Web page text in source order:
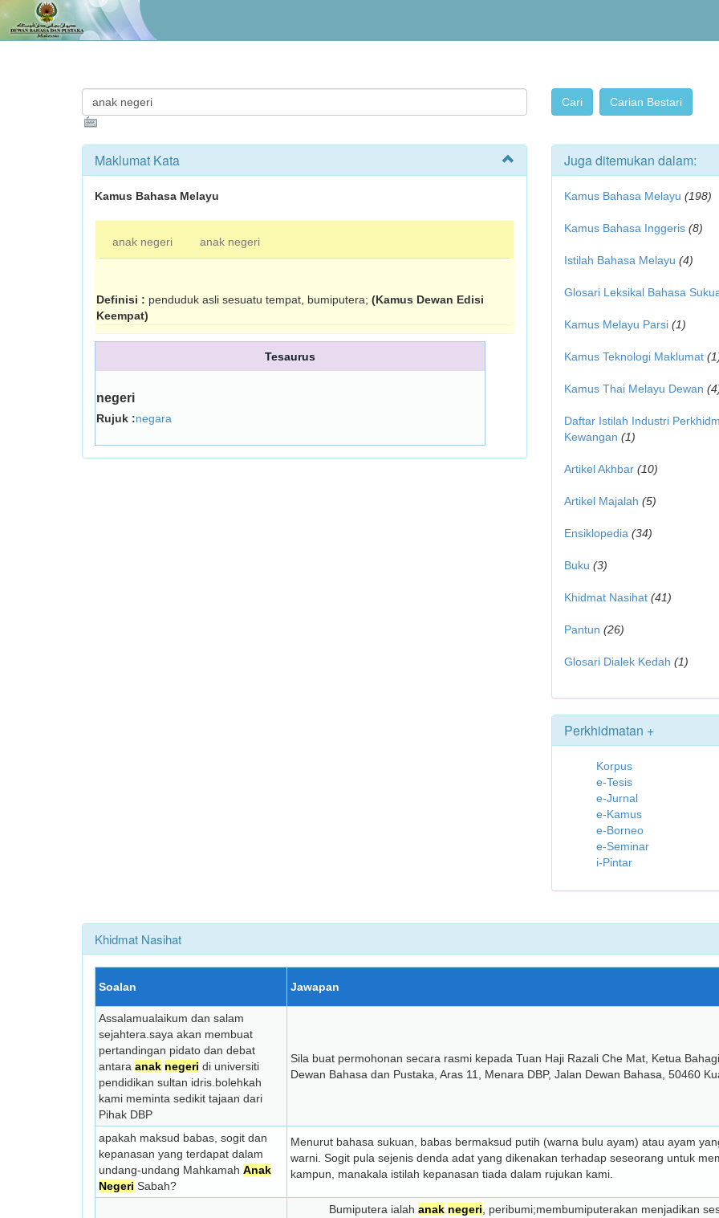
Maklumat Kata
Kamus Bahasa Melayu
anak negeri anak negeri
Definisi : penduduk asli sesuatu tempat, bumiputera; (Kamus Dewan Edisi
Keempat)
Tesaurus
negeri
Rujuk :negara
Juga ditemukan dalam:
Kamus Bahasa Melayu (198)
Kamus Bahasa Inggeris (8)
Istilah Bahasa Melayu (4)
Glosari Leksikal Bahasa
Kamus Melayu Parsi (1)
Kamus Teknologi Maklumat
Kamus Thai Melayu Dewan
Daftar Istilah Industri
Kewangan (1)
Artikel Akhbar (10)
Artikel Majalah (5)
Ensiklopedia (34)
Buku (3)
Khidmat Nasihat (41)
Pantun (26)
Glosari Dialek Kedah (1)
Perkhidmatan +
Korpus
e-Tesis
e-Jurnal
e-Kamus
e-Borneo
e-Seminar
i-Pintar
Khidmat Nasihat
Soalan Jawapan
Assalamualaikum dan salam
sejahtera.saya akan membuat
pertandingan pidato dan debat
antara anak negeri di universiti
pendidikan sultan idris.bolehkah
kami meminta sedikit tajaan dari
Pihak DBP
Sila buat permohonan secara rasmi kepada Tuan Haji Razali Che Mat, Ketua
Dewan Bahasa dan Pustaka, Aras 11, Menara DBP, Jalan Dewan Bahasa, 50460
apakah maksud babas, sogit dan
kepanasan yang terdapat dalam
undang-undang Mahkamah Anak
Negeri Sabah?
Menurut bahasa sukuan, babas bermaksud putih (warna bulu ayam) atau ayam
warni. Sogit pula sejenis denda adat yang dikenakan terhadap seseorang untuk
kampun, manakala istilah kepanasan tiada dalam rujukan kami.
Bumiputera ialah anak negeri , peribumi;membumiputerakan menjadikan